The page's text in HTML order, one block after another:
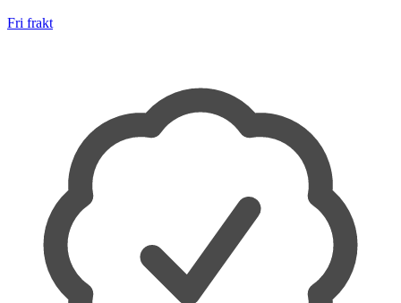
Fri frakt